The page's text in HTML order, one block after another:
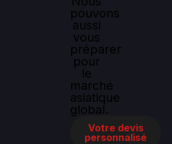
pouvons
aussi
vous
préparer
pour
le
marché
asiatique
global.
Votre devis
personnalisé